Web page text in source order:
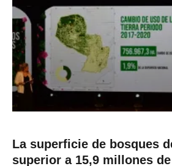
La superficie de bosques
superior a 15,9 millones